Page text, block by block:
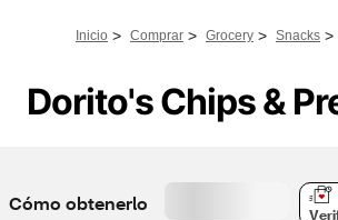
Inicio > Comprar > Grocery > Snacks >
Dorito's Chips &
Cómo obtenerlo